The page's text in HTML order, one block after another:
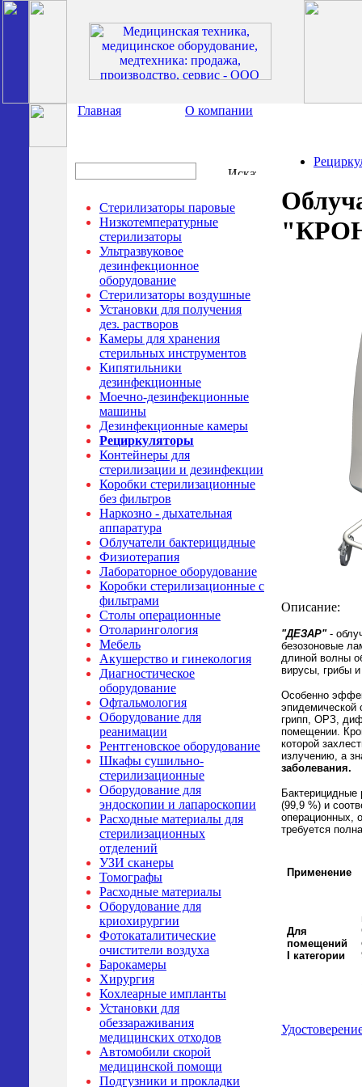
Главная О компании
Стерилизаторы паровые
Низкотемпературные
стерилизаторы
Ультразвуковое
дезинфекционное
оборудование
Стерилизаторы воздушные
Установки для получения
дез. растворов
Камеры для хранения
стерильных инструментов
Кипятильники
дезинфекционные
Моечно-дезинфекционные
машины
Дезинфекционные камеры
Рециркуляторы
Контейнеры для
стерилизации и дезинфекции
Коробки стерилизационные
без фильтров
Наркозно - дыхательная
аппаратура
Облучатели бактерицидные
Физиотерапия
Лабораторное оборудование
Коробки стерилизационные с
фильтрами
Столы операционные
Отоларингология
Мебель
Акушерство и гинекология
Диагностическое
оборудование
Офтальмология
Оборудование для
реанимации
Рентгеновское оборудование
Шкафы сушильно-
стерилизационные
Оборудование для
эндоскопии и лапароскопии
Расходные материалы для
стерилизационных
отделений
УЗИ сканеры
Томографы
Расходные материалы
Оборудование для
криохирургии
Фотокаталитические
очистители воздуха
Барокамеры
Хирургия
Кохлеарные импланты
Установки для
обеззараживания
медицинских отходов
Автомобили скорой
медицинской помощи
Подгузники и прокладки
Описание:
"ДЕЗАР"-
безозоновые
длиной волны
вирусы, грибы
Особенно
эпидемической
грипп, ОРЗ,
помещении.
которой
излучению, а
заболевания.
(99,9 %) и
операционных,
требуется
Применение
Для
помещений
I категории